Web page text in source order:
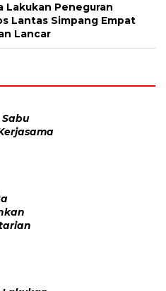
Lakukan Peneguran
Lantas Simpang Empat
Lancar